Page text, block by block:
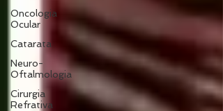
Oncologia
Ocular
Catarata
Neuro-
Oftalmologia
Cirurgia
Refrativa